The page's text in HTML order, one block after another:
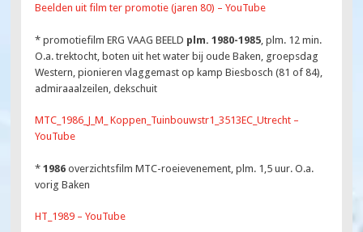
Beelden uit film ter promotie (jaren 80) – YouTube
* promotiefilm ERG VAAG BEELD plm. 1980-1985 , plm. 12 min.
O.a. trektocht, boten uit het water bij oude Baken, groepsdag
Western, pionieren vlaggemast op kamp Biesbosch (81 of 84),
admiraaalzeilen, dekschuit
MTC_1986_J_M_ Koppen_Tuinbouwstr1_3513EC_Utrecht –
YouTube
*1986overzichtsfilm MTC-roeievenement, plm. 1,5 uur. O.a.
vorig Baken
HT_1989 – YouTube